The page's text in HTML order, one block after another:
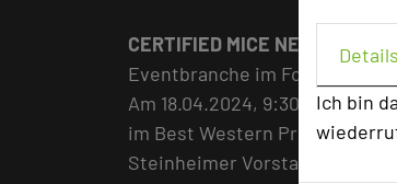
Ich bin
CERTIFIED MICE NETWORK
Eventbranche im Fokus
Am 18.04.2024, 9:30 - 17:30 Uhr
im Best Western Premier
Steinheimer Vorstadt 70 63456